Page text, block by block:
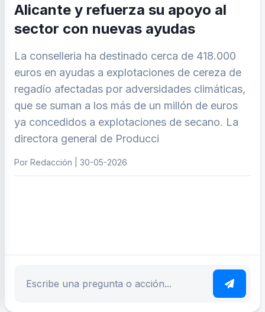
Alicante y refuerza su apoyo al
sector con nuevas ayudas
La conselleria ha destinado cerca de 418.000
euros en ayudas a explotaciones de cereza de
regadío afectadas por adversidades climáticas,
que se suman a los más de un millón de euros
ya concedidos a explotaciones de secano. La
directora general de Producci
Por Redacción | 30-05-2026
Escribe tu pregunta